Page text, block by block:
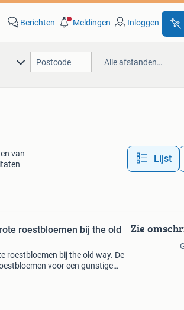
Berichten Meldingen Inloggen
Alle afstanden…
van
Lijst
roestbloemen bij the old
roestbloemen bij the old way. De
voor een gunstige
Zie